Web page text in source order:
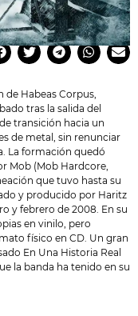
de Habeas Corpus
tras la salida del
transición hacia un
de metal, sin renunciar
La formación quedó
Mob (Mob Hardcore,
que tuvo hasta su
y producido por Haritz
y febrero de 2008. En su
en vinilo, pero
físico en CD. Un gran
En Una Historia Real
la banda ha tenido en su